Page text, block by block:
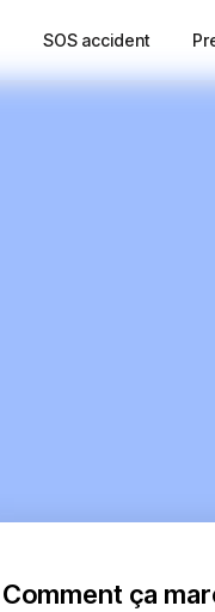
SOS accident
Comment ça